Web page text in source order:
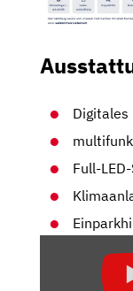
Full-